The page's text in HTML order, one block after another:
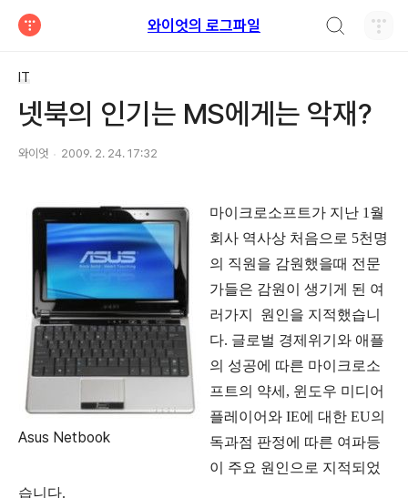
와이엇의 로그파일
IT
넷북의 인기는 MS에게는 악재?
와이엇 2009. 2. 24. 17:32
Asus Netbook
마이크로소프트가 지난 1 월
회사 역사상 처음으로 5천명
의 직원을 감원했을때 전문
가들은 감원이 생기게 된 여
러가지
원인을 지적했습니
다. 글로벌 경제위기와 애플
의 성공에 따른 마이크로소
프트의 약세 , 윈도우 미디어
플레이어와 IE에 대한 EU의
독과점 판정에 따른 여파등
이
주요 원인으로 지적되었
습니다.